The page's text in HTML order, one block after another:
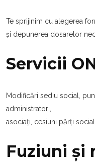
Te sprijinim cu alegerea
și depunerea dosarelor
Servicii
Modificări sediu social,
administratori,
asociați, cesiuni părți
Fuziuni și